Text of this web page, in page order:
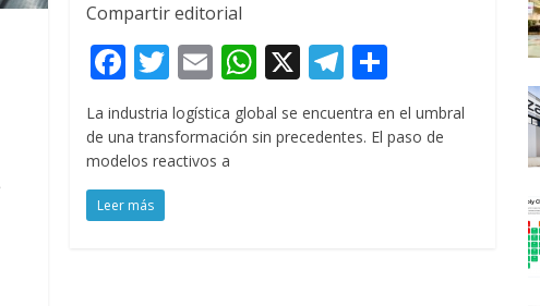
Compartir editorial
F
ac
e
b
o
o
T
w
itt
er
E
m
ai
l
W
h
at
X T
el
e
o
m
La industria logística global se encuentra en el umbral
de una transformación sin precedentes. El paso de
modelos reactivos a
Leer más